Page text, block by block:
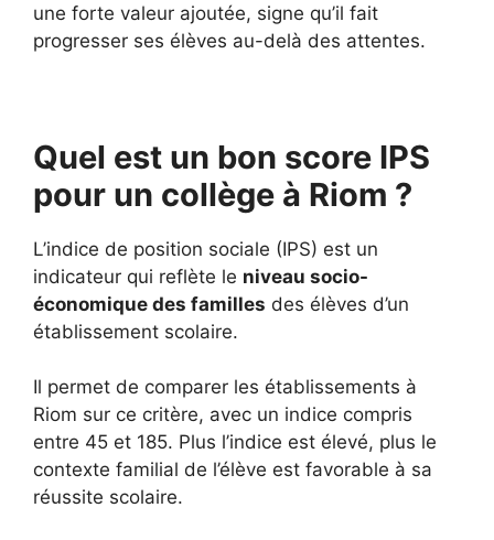
une forte valeur ajoutée, signe qu’il fait
progresser ses élèves au-delà des attentes.
Quel est un bon score IPS
pour un collège à Riom ?
L’indice de position sociale (IPS) est un
indicateur qui reflète le niveau socio-
économique des familles des élèves d’un
établissement scolaire.
Il permet de comparer les établissements à
Riom sur ce critère, avec un indice compris
entre 45 et 185. Plus l’indice est élevé, plus le
contexte familial de l’élève est favorable à sa
réussite scolaire.